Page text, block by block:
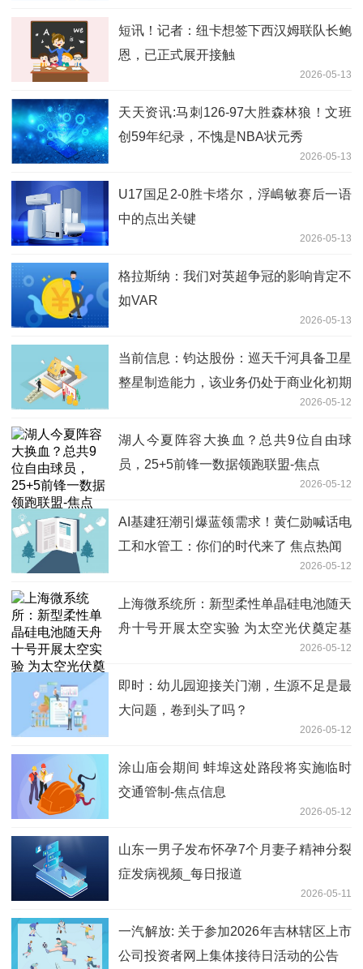
短讯！记者：纽卡想签下西汉姆联队长鲍
恩，已正式展开接触
2026-05-13
天天资讯:马刺126-97大胜森林狼！文班
创59年纪录，不愧是NBA状元秀
2026-05-13
U17国足2-0胜卡塔尔，浮嶋敏赛后一语
中的点出关键
2026-05-13
格拉斯纳：我们对英超争冠的影响肯定不
如VAR
2026-05-13
当前信息：钧达股份：巡天千河具备卫星
整星制造能力，该业务仍处于商业化初期
2026-05-12
湖人今夏阵容大换血？总共9位自由球
员，25+5前锋一数据领跑联盟-焦点
2026-05-12
AI基建狂潮引爆蓝领需求！黄仁勋喊话电
工和水管工：你们的时代来了 焦点热闻
2026-05-12
上海微系统所：新型柔性单晶硅电池随天
舟十号开展太空实验 为太空光伏奠定基
2026-05-12
即时：幼儿园迎接关门潮，生源不足是最
大问题，卷到头了吗？
2026-05-12
涂山庙会期间 蚌埠这处路段将实施临时
交通管制-焦点信息
2026-05-12
山东一男子发布怀孕7个月妻子精神分裂
症发病视频_每日报道
2026-05-11
一汽解放: 关于参加2026年吉林辖区上市
公司投资者网上集体接待日活动的公告